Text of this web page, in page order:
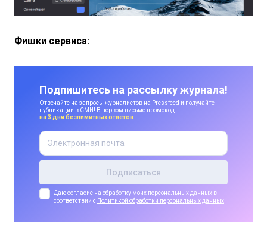
Фишки сервиса:
Подпишитесь на рассылку журнала!
Отвечайте на запросы журналистов на Pressfeed и получайте
публикации в СМИ! В первом письме промокод
на 3 дня безлимитных ответов
Даю согласие на обработку моих персональных данных в
соответствии с
Политикой обработки персональных данных